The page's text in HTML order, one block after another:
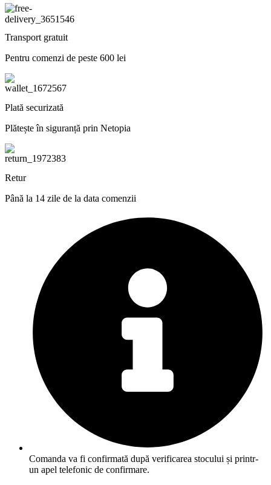
Transport gratuit
Pentru comenzi de peste 600 lei
Plată securizată
Plătește în siguranță prin Netopia
Retur
Până la 14 zile de la data comenzii
Comanda va fi confirmată după verificarea stocului și printr-
un apel telefonic de confirmare.